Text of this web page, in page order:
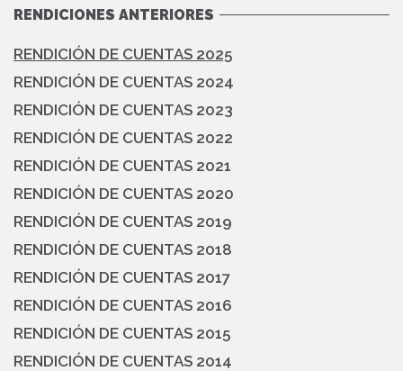
RENDICIONES ANTERIORES
RENDICIÓN DE CUENTAS 2025
RENDICIÓN DE CUENTAS 2024
RENDICIÓN DE CUENTAS 2023
RENDICIÓN DE CUENTAS 2022
RENDICIÓN DE CUENTAS 2021
RENDICIÓN DE CUENTAS 2020
RENDICIÓN DE CUENTAS 2019
RENDICIÓN DE CUENTAS 2018
RENDICIÓN DE CUENTAS 2017
RENDICIÓN DE CUENTAS 2016
RENDICIÓN DE CUENTAS 2015
RENDICIÓN DE CUENTAS 2014